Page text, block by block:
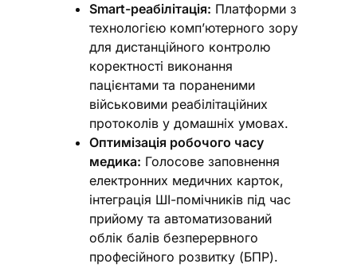
Smart-реабілітація: Платформи з
технологією комп’ютерного зору
для дистанційного контролю
коректності виконання
пацієнтами та пораненими
військовими реабілітаційних
протоколів у домашніх умовах.
Оптимізація робочого часу
медика: Голосове заповнення
електронних медичних карток,
інтеграція ШІ-помічників під час
прийому та автоматизований
облік балів безперервного
професійного розвитку (БПР).